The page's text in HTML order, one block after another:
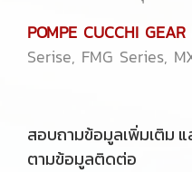
POMPE CUCCHI
Serise, FMG Series,
สอบถามข้อมูลเพิ่มเติม แ
ตามข้อมูลติดต่อ